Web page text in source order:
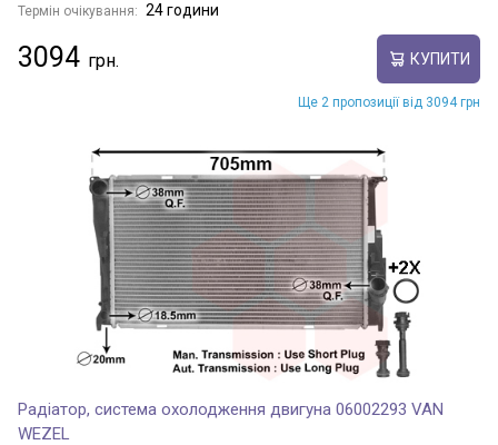
Термін очікування: 24 години
3094 КУПИТИ
Ще 2 пропозиції від 3094 грн
Радіатор, система охолодження двигуна 06002293 VAN
WEZEL